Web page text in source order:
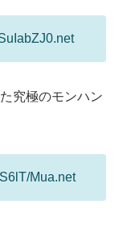
究極のモンハン
Mua.net